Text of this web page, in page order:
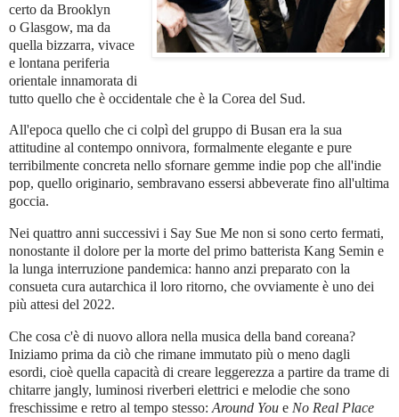
certo da Brooklyn
o Glasgow, ma da
quella bizzarra, vivace
e lontana periferia
orientale innamorata di
tutto quello che è occidentale che è la Corea del Sud.
All'epoca quello che ci colpì del gruppo di Busan era la sua
attitudine al contempo onnivora, formalmente elegante e pure
terribilmente concreta nello sfornare gemme indie pop che all'indie
pop, quello originario, sembravano essersi abbeverate fino all'ultima
goccia.
Nei quattro anni successivi i Say Sue Me non si sono certo fermati,
nonostante il dolore per la morte del primo batterista Kang Semin e
la lunga interruzione pandemica: hanno anzi preparato con la
consueta cura autarchica il loro ritorno, che ovviamente è uno dei
più attesi del 2022.
Che cosa c'è di nuovo allora nella musica della band coreana?
Iniziamo prima da ciò che rimane immutato più o meno dagli
esordi, cioè quella capacità di creare leggerezza a partire da trame di
chitarre jangly, luminosi riverberi elettrici e melodie che sono
freschissime e retro al tempo stesso: Around You e No Real Place